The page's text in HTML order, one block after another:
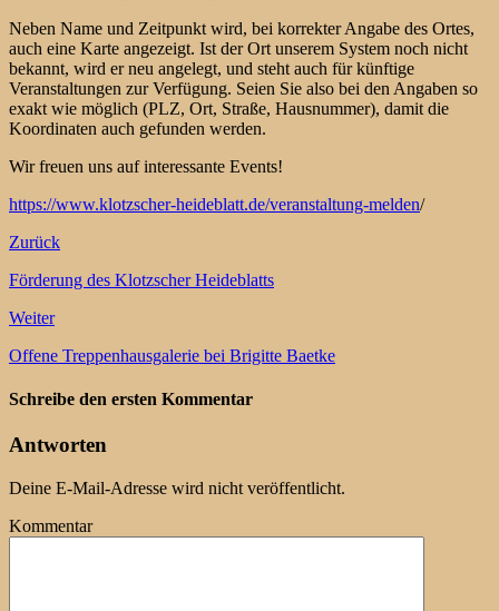
Neben Name und Zeitpunkt wird, bei korrekter Angabe des Ortes,
auch eine Karte angezeigt. Ist der Ort unserem System noch nicht
bekannt, wird er neu angelegt, und steht auch für künftige
Veranstaltungen zur Verfügung. Seien Sie also bei den Angaben so
exakt wie möglich (PLZ, Ort, Straße, Hausnummer), damit die
Koordinaten auch gefunden werden.
Wir freuen uns auf interessante Events!
https://www.klotzscher-heideblatt.de/veranstaltung-melden/
Zurück
Förderung des Klotzscher Heideblatts
Weiter
Offene Treppenhausgalerie bei Brigitte Baetke
Schreibe den ersten Kommentar
Antworten
Deine E-Mail-Adresse wird nicht veröffentlicht.
Kommentar